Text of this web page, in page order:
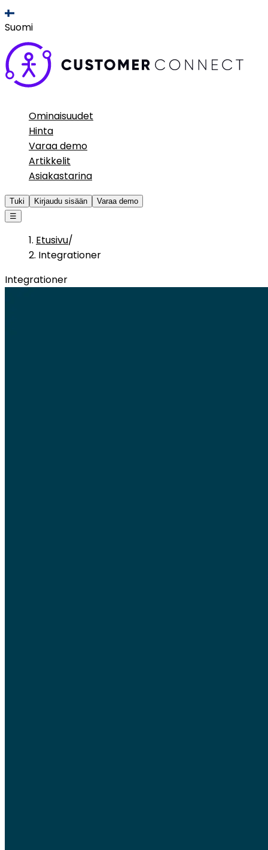
Suomi
Ominaisuudet
Hinta
Varaa demo
Artikkelit
Asiakastarina
Tuki Kirjaudu sisään
Varaa demo
☰
Etusivu/
Integrationer
Integrationer